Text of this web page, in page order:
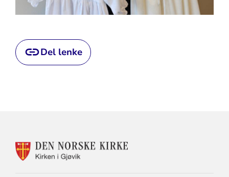
Del lenke
KONTAKTINFORMASJON